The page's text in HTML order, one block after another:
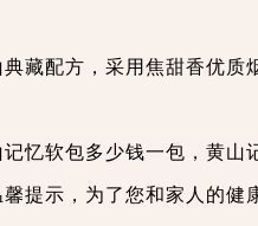
藏配方，采用焦甜香优
忆软包多少钱一包，黄
提示，为了您和家人的